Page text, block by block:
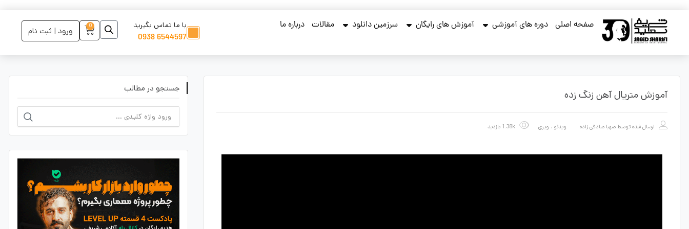
صفحه اصلی دوره های آموزشی آموزش های رایگان سرزمین دانلود مقالات درباره ما ورود | ثبت نام 0 با ما تماس بگیرید
6544597 0938
آموزش متریال آهن زنگ زده
ارسال شده توسط صهبا صادقی زاده ویدئو ، ویری
جستجو در مطالب